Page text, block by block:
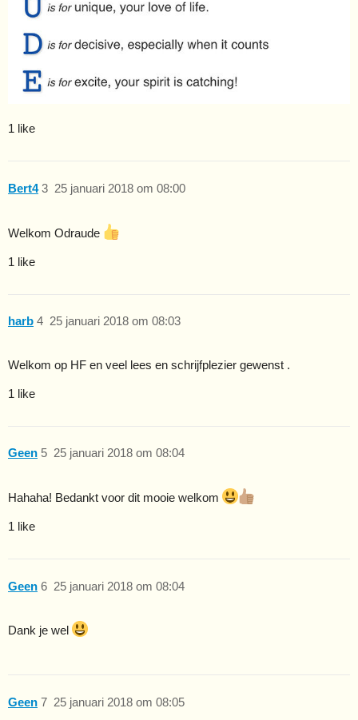
1 like
Bert4 25 januari 2018 om 08:00
3
Welkom Odraude
1 like
harb 25 januari 2018 om 08:03
4
Welkom op HF en veel lees en schrijfplezier gewenst .
1 like
Geen 25 januari 2018 om 08:04
5
Hahaha! Bedankt voor dit mooie welkom
1 like
Geen 25 januari 2018 om 08:04
6
Dank je wel
Geen 25 januari 2018 om 08:05
7